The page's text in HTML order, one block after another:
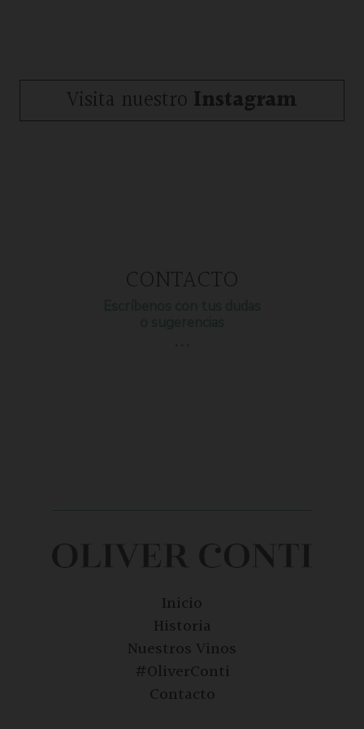
Visita nuestro Instagram
CONTACTO
Inicio
Historia
Nuestros Vinos
#OliverConti
Contacto